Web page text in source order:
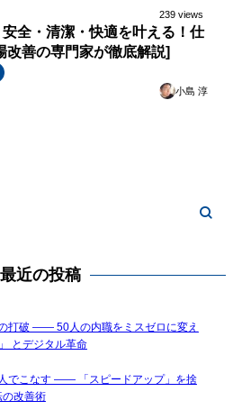
239 views
全・清潔・快適を叶える！仕
改善の専門家が徹底解説]
小島 淳
最近の投稿
打破 —— 50人の内職をミスゼロに変え
とデジタル革命
でこなす —— 「スピードアップ」を捨
改善術